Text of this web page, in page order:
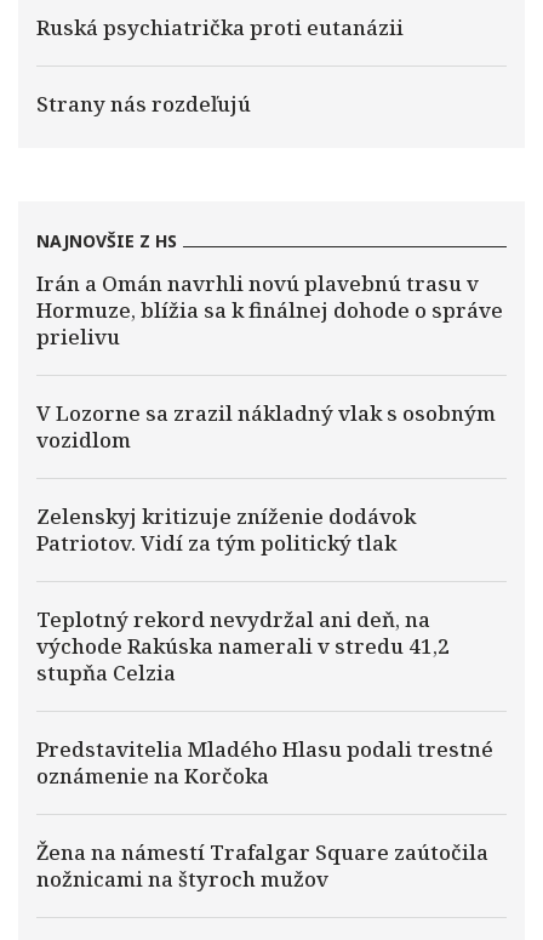
Ruská psychiatrička proti eutanázii
Strany nás rozdeľujú
NAJNOVŠIE Z HS
Irán a Omán navrhli novú plavebnú trasu v
Hormuze, blížia sa k finálnej dohode o správe
prielivu
V Lozorne sa zrazil nákladný vlak s osobným
vozidlom
Zelenskyj kritizuje zníženie dodávok
Patriotov. Vidí za tým politický tlak
Teplotný rekord nevydržal ani deň, na
východe Rakúska namerali v stredu 41,2
stupňa Celzia
Predstavitelia Mladého Hlasu podali trestné
oznámenie na Korčoka
Žena na námestí Trafalgar Square zaútočila
nožnicami na štyroch mužov